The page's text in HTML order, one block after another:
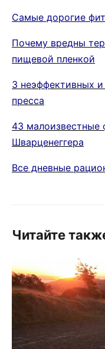
Самые дорогие
Почему вредны
пищевой пленкой
3 неэффективных
пресса
43 малоизвестные
Шварценеггера
Все дневные
Читайте